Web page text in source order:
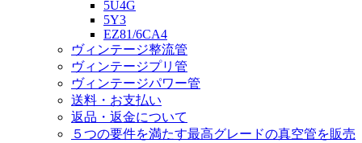
5U4G
5Y3
EZ81/6CA4
ヴィンテージ整流管
ヴィンテージプリ管
ヴィンテージパワー管
送料・お支払い
返品・返金について
５つの要件を満たす最高グレードの真空管を販売